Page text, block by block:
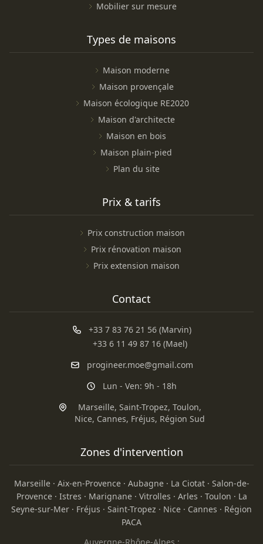
Mobilier sur mesure
Types de maisons
Maison moderne
Maison provençale
Maison écologique RE2020
Maison d'architecte
Maison en bois
Maison plain-pied
Plan du site
Prix & tarifs
Prix construction maison
Prix rénovation maison
Prix extension maison
Contact
+33 7 83 76 21 56 (Marvin)
+33 6 11 49 87 16 (Mael)
progineer.moe@gmail.com
Lun - Ven: 9h - 18h
Marseille, Saint-Tropez, Toulon,
Nice, Cannes, Fréjus, Région Sud
Zones d'intervention
Marseille· Aix-en-Provence· Aubagne· La Ciotat· Salon-de-
Provence· Istres · Marignane· Vitrolles · Arles · Toulon · La
Seyne-sur-Mer · Fréjus · Saint-Tropez · Nice · Cannes · Région
PACA